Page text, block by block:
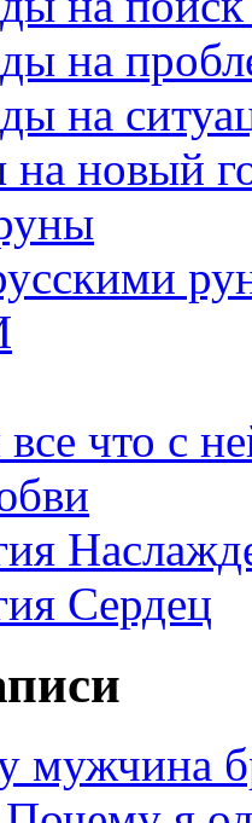
на
на
на новый
что с
Сердец
мужчина